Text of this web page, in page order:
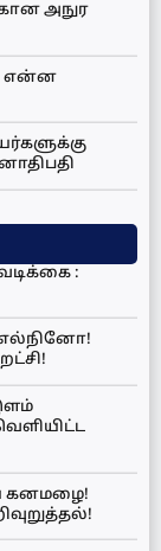
அநுர
என்ன
:
எல்நினோ!
கனமழை!